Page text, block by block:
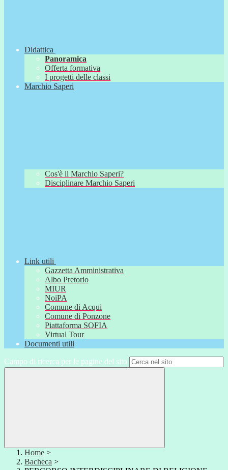
Didattica
Panoramica
Offerta formativa
I progetti delle classi
Marchio Saperi
Cos'è il Marchio Saperi?
Disciplinare Marchio Saperi
Link utili
Gazzetta Amministrativa
Albo Pretorio
MIUR
NoiPA
Comune di Acqui
Comune di Ponzone
Piattaforma SOFIA
Virtual Tour
Documenti utili
Campo di ricerca per le pagine del sito
Home >
Bacheca >